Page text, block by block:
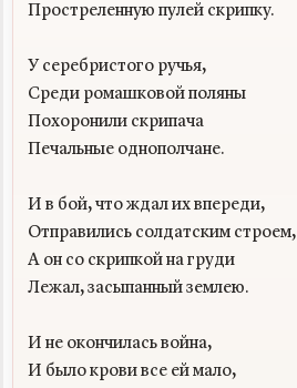
Простреленную пулей скрипку.
У серебристого ручья,
Среди ромашковой поляны
Похоронили скрипача
Печальные однополчане.
И в бой, что ждал их впереди,
Отправились солдатским строем,
А он со скрипкой на груди
Лежал, засыпанный землею.
И не окончилась война,
И было крови все ей мало,